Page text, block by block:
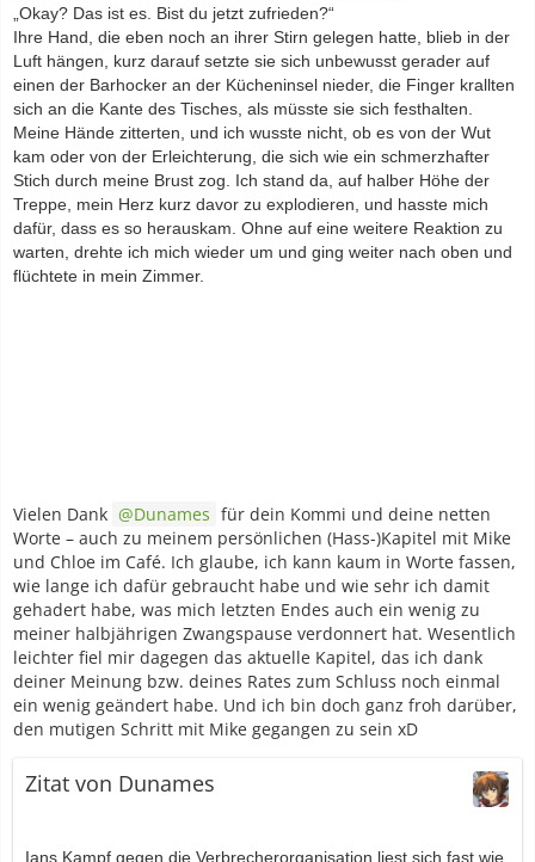
„Okay? Das ist es. Bist du jetzt zufrieden?“
Ihre Hand, die eben noch an ihrer Stirn gelegen hatte, blieb in der
Luft hängen, kurz darauf setzte sie sich unbewusst gerader auf
einen der Barhocker an der Kücheninsel nieder, die Finger krallten
sich an die Kante des Tisches, als müsste sie sich festhalten.
Meine Hände zitterten, und ich wusste nicht, ob es von der Wut
kam oder von der Erleichterung, die sich wie ein schmerzhafter
Stich durch meine Brust zog. Ich stand da, auf halber Höhe der
Treppe, mein Herz kurz davor zu explodieren, und hasste mich
dafür, dass es so herauskam. Ohne auf eine weitere Reaktion zu
warten, drehte ich mich wieder um und ging weiter nach oben und
flüchtete in mein Zimmer.
Vielen Dank Dunames für dein Kommi und deine netten
Worte – auch zu meinem persönlichen (Hass-)Kapitel mit Mike
und Chloe im Café. Ich glaube, ich kann kaum in Worte fassen,
wie lange ich dafür gebraucht habe und wie sehr ich damit
gehadert habe, was mich letzten Endes auch ein wenig zu
meiner halbjährigen Zwangspause verdonnert hat. Wesentlich
leichter fiel mir dagegen das aktuelle Kapitel, das ich dank
deiner Meinung bzw. deines Rates zum Schluss noch einmal
ein wenig geändert habe. Und ich bin doch ganz froh darüber,
den mutigen Schritt mit Mike gegangen zu sein xD
Zitat von Dunames
Ians Kampf gegen die Verbrecherorganisation liest sich fast wie